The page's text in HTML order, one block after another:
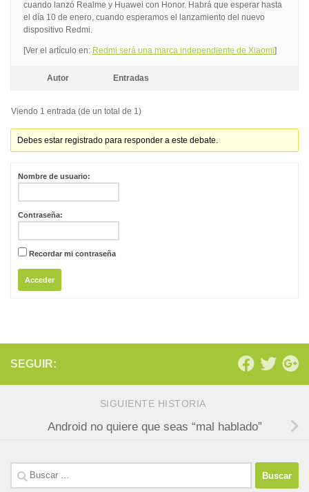
cuando lanzó Realme y Huawei con Honor. Habrá que esperar hasta
el día 10 de enero, cuando esperamos el lanzamiento del nuevo
dispositivo Redmi.
[Ver el artículo en: Redmi será una marca independiente de Xiaomi]
Autor Entradas
Viendo 1 entrada (de un total de 1)
Debes estar registrado para responder a este debate.
Nombre de usuario:
Contraseña:
Recordar mi contraseña
Acceder
SEGUIR:
SIGUIENTE HISTORIA
Android no quiere que seas “mal hablado”
Buscar: